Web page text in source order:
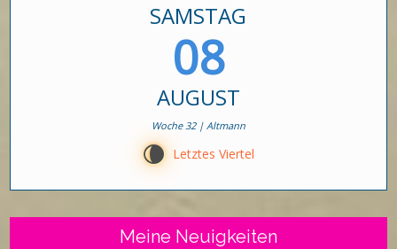
SAMSTAG
08
AUGUST
Woche 32 | Altmann
V Letztes Viertel
Meine Neuigkeiten